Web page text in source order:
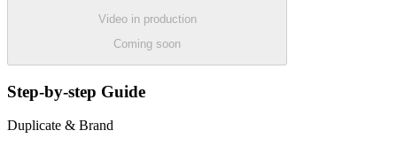
Video in production
Coming soon
Step-by-step Guide
Duplicate & Brand